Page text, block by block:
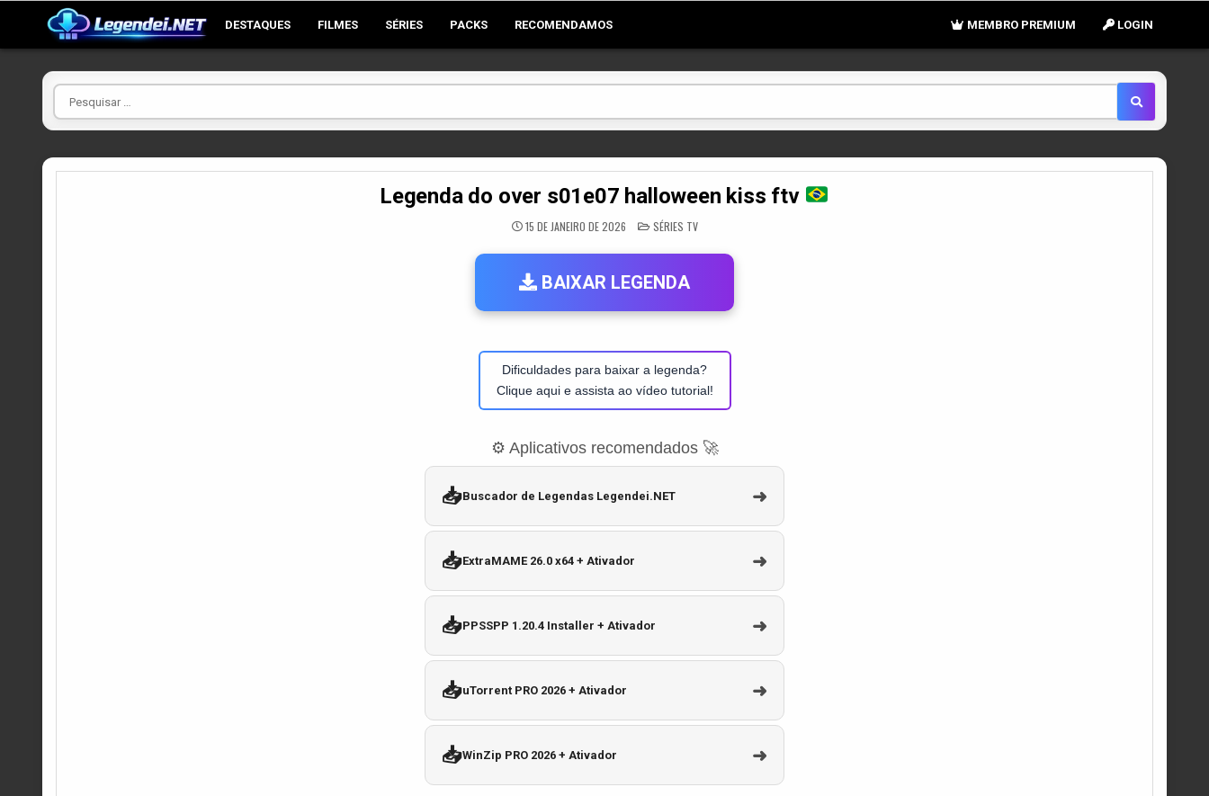
DESTAQUES FILMES SÉRIES PACKS RECOMENDAMOS LOGIN
MEMBRO PREMIUM
Pesquisar
por
Legenda do over s01e07 halloween kiss ftv
15 DE JANEIRO DE 2026 POSTED
IN
SÉRIES TV
BAIXAR LEGENDA
Dificuldades para baixar a legenda?
Clique aqui e assista ao vídeo tutorial!
⚙️ Aplicativos recomendados 🚀
📥Buscador de Legendas Legendei.NET ➜
📥ExtraMAME 26.0 x64 + Ativador ➜
📥PPSSPP 1.20.4 Installer + Ativador ➜
📥uTorrent PRO 2026 + Ativador ➜
📥WinZip PRO 2026 + Ativador ➜